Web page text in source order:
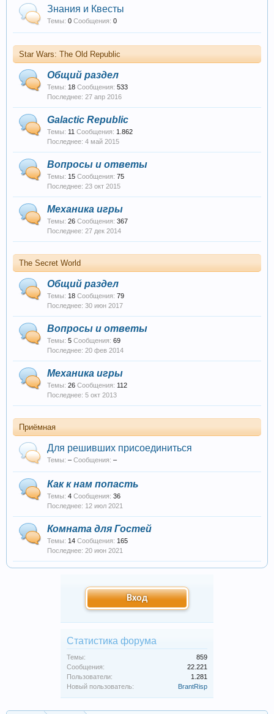
Знания и Квесты
Темы: 0 Сообщения: 0
Star Wars: The Old Republic
Общий раздел
Темы: 18 Сообщения: 533
27 апр 2016
Galactic Republic
Темы: 11 Сообщения: 1.862
4 май 2015
Вопросы и ответы
Темы: 15 Сообщения: 75
23 окт 2015
Механика игры
Темы: 26 Сообщения: 367
27 дек 2014
The Secret World
Общий раздел
Темы: 18 Сообщения: 79
30 июн 2017
Вопросы и ответы
Темы: 5 Сообщения: 69
20 фев 2014
Механика игры
Темы: 26 Сообщения: 112
5 окт 2013
Приёмная
Для решивших присоединиться
Темы: – Сообщения: –
Как к нам попасть
Темы: 4 Сообщения: 36
12 июл 2021
Комната для Гостей
Темы: 14 Сообщения: 165
20 июн 2021
Вход
Статистика форума
Темы:
859
Сообщения:
22.221
Пользователи:
1.281
Новый пользователь:
BrantRisp